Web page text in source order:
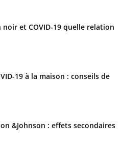
noir et COVID-19 quelle relation
19 à la maison : conseils de
&Johnson : effets secondaires